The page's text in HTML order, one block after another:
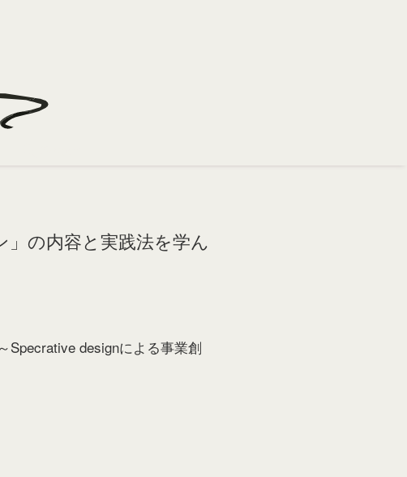
の内容と実践法を学ん
Specrative designによる事業創